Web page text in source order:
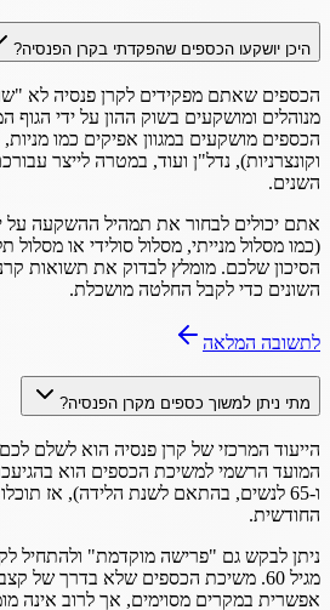
היכן יושקעו הכספים שהפקדתי בקרן הפנסיה?
הכספים שאתם מפקידים לקרן פנסיה לא
מנוהלים ומושקעים בשוק ההון על ידי
הכספים מושקעים במגוון אפיקים כמו
וקונצרניות), נדל"ן ועוד, במטרה לייצר
השנים.
אתם יכולים לבחור את תמהיל ההשקעה על
(כמו מסלול מנייתי, מסלול סולידי או מסלול
הסיכון שלכם. מומלץ לבדוק את תשואות
השונים כדי לקבל החלטה מושכלת.
לתשובה המלאה
מתי ניתן למשוך כספים מקרן הפנסיה?
הייעוד המרכזי של קרן פנסיה הוא לשלם
ו-65 לנשים, בהתאם לשנת הלידה), אז
החודשית.
ניתן לבקש גם "פרישה מוקדמת" ולהתחיל
מגיל 60. משיכת הכספים שלא בדרך של
אפשרית במקרים מסוימים, אך לרוב אינה